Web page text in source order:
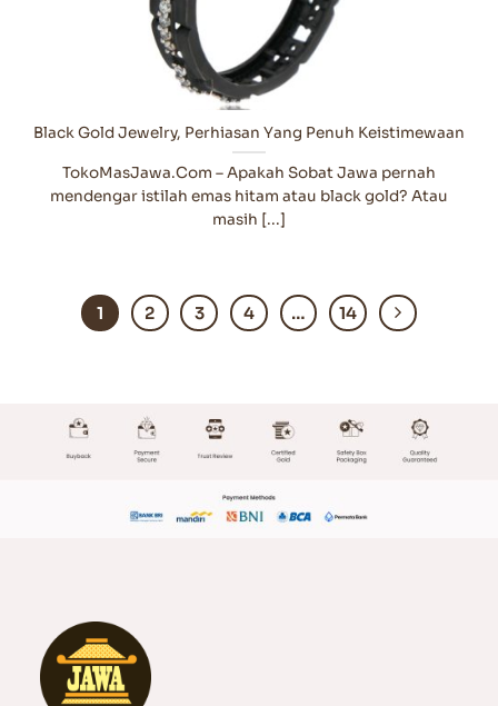
Black Gold Jewelry, Perhiasan Yang Penuh Keistimewaan
TokoMasJawa.Com – Apakah Sobat Jawa pernah
mendengar istilah emas hitam atau black gold? Atau
masih [...]
1 2 3 4 … 14